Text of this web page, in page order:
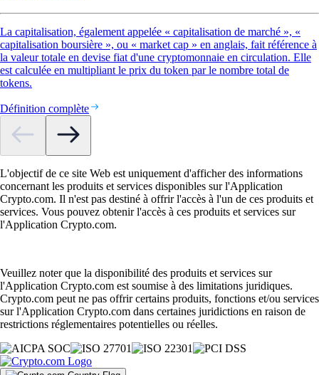
La capitalisation, également appelée « capitalisation de marché », «
capitalisation boursière », ou « market cap » en anglais, fait référence à
la valeur totale en devise fiat d'une cryptomonnaie en circulation. Elle
est calculée en multipliant le prix du token par le nombre total de
tokens.
Définition complète
L'objectif de ce site Web est uniquement d'afficher des informations
concernant les produits et services disponibles sur l'Application
Crypto.com. Il n'est pas destiné à offrir l'accès à l'un de ces produits et
services. Vous pouvez obtenir l'accès à ces produits et services sur
l'Application Crypto.com.
Veuillez noter que la disponibilité des produits et services sur
l'Application Crypto.com est soumise à des limitations juridiques.
Crypto.com peut ne pas offrir certains produits, fonctions et/ou services
sur l'Application Crypto.com dans certaines juridictions en raison de
restrictions réglementaires potentielles ou réelles.